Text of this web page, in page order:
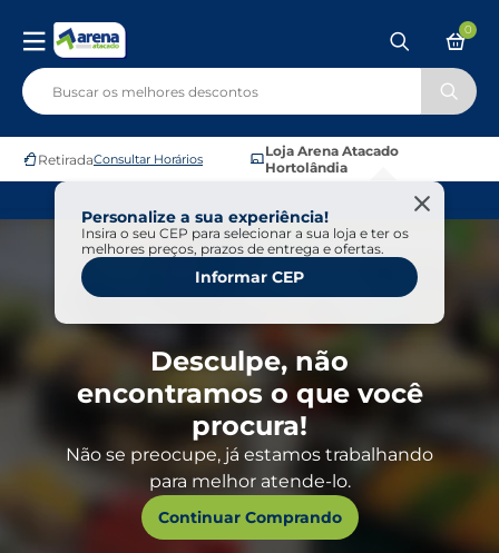
RetiradaConsultar Horários
Loja Arena Atacado
Hortolândia
Personalize a sua experiência!
Insira o seu CEP para selecionar a sua loja e ter os
melhores preços, prazos de entrega e ofertas.
Informar CEP
0
Desculpe, não
encontramos o que você
procura!
Não se preocupe, já estamos trabalhando
para melhor atende-lo.
Continuar Comprando